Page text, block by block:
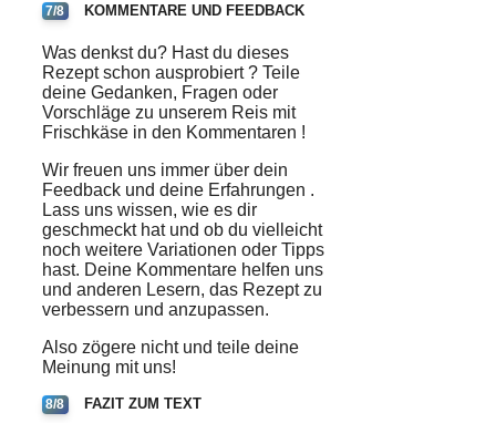
7/8 KOMMENTARE UND FEEDBACK
Was denkst du? Hast du dieses
Rezeptschon ausprobiert? Teile
deine Gedanken, Fragen oder
Vorschläge zu unserem Reis mit
Frischkäse in den Kommentaren !
Wir freuen uns immer über dein
Feedback und deine Erfahrungen .
Lass uns wissen, wie es dir
geschmeckt hat und ob du vielleicht
noch weitere Variationen oder Tipps
hast. Deine Kommentare helfen uns
und anderen Lesern, das Rezept zu
verbessern und anzupassen.
Also zögere nicht und teile deine
Meinung mit uns!
8/8 FAZIT ZUM TEXT